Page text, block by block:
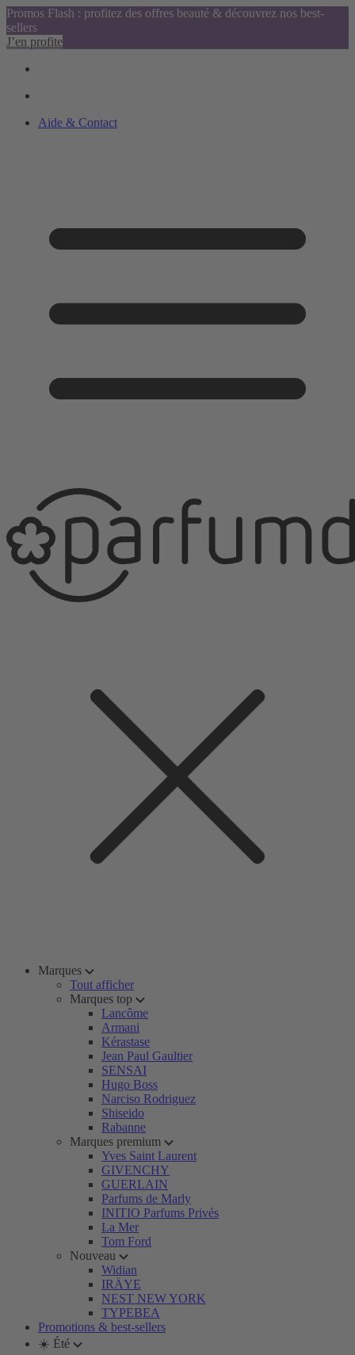
Promos Flash : profitez des offres beauté & découvrez nos best-
sellers
J’en profite
Aide & Contact
Marques
Tout afficher
Marques top
Lancôme
Armani
Kérastase
Jean Paul Gaultier
SENSAI
Hugo Boss
Narciso Rodriguez
Shiseido
Rabanne
Marques premium
Yves Saint Laurent
GIVENCHY
GUERLAIN
Parfums de Marly
INITIO Parfums Privés
La Mer
Tom Ford
Nouveau
Widian
IRÄYE
NEST NEW YORK
TYPEBEA
Promotions & best-sellers
☀️ Été